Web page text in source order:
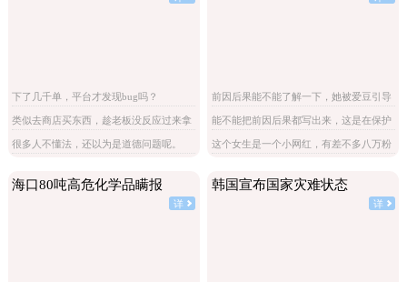
下了几千单，平台才发现bug吗？
类似去商店买东西，趁老板没反应过来拿
了就跑。
很多人不懂法，还以为是道德问题呢。
前因后果能不能了解一下，她被爱豆引导
网暴攻击
能不能把前因后果都写出来，这是在保护
施害人吗。
这个女生是一个小网红，有差不多八万粉
海口80吨高危化学品瞒报
详
韩国宣布国家灾难状态
详